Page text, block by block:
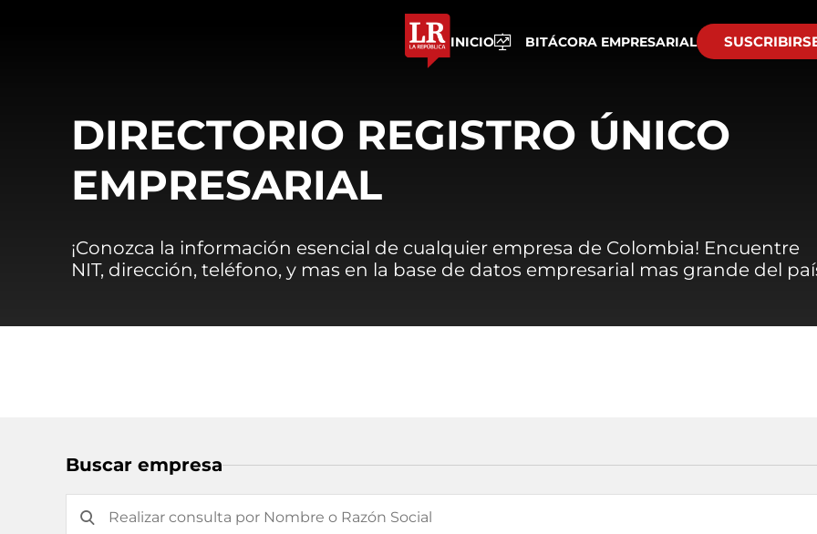
INICIO BITÁCORA EMPRESARIAL
DIRECTORIO REGISTRO ÚNICO
EMPRESARIAL
¡Conozca la información esencial de cualquier empresa de Colombia! Encuentre
NIT, dirección, teléfono, y mas en la base de datos empresarial mas grande del
Buscar empresa